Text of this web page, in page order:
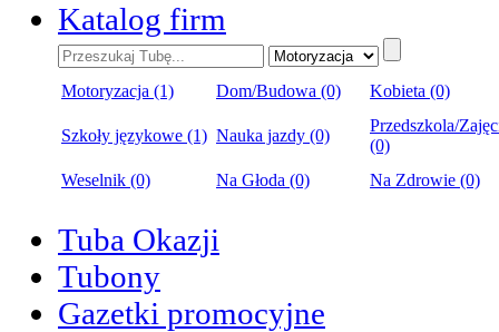
Katalog firm
Motoryzacja (1) Dom/Budowa (0) Kobieta (0)
Szkoły językowe (1) Nauka jazdy (0)
Przedszkola/
(0)
Weselnik (0)
Na Głoda (0) Na Zdrowie (0)
Tuba Okazji
Tubony
Gazetki promocyjne